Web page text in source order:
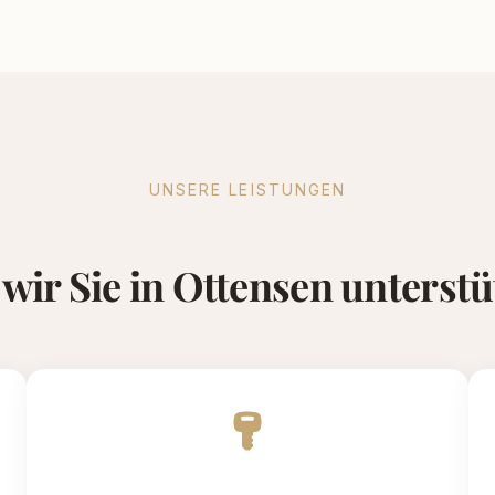
UNSERE LEISTUNGEN
Sie in Ottensen